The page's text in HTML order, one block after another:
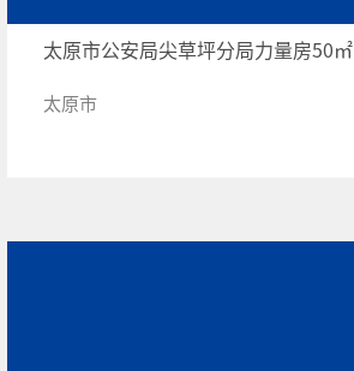
太原市公安局尖草坪分局力量房50㎡
太原市